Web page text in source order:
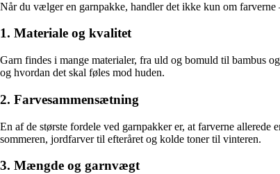
Når du vælger en garnpakke, handler det ikke kun om
1. Materiale og kvalitet
Garn findes i mange materialer, fra uld og bomuld til bambus
og hvordan det skal føles mod huden.
2. Farvesammensætning
En af de største fordele ved garnpakker er, at farverne
sommeren, jordfarver til efteråret og kolde toner til vinteren.
3. Mængde og garnvægt